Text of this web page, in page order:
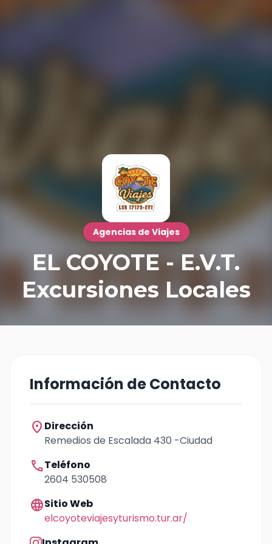
Agencias de Viajes
EL COYOTE - E.V.T.
Excursiones Locales
Información de Contacto
location_on Dirección
Remedios de Escalada 430 -Ciudad
callTeléfono
2604 530508
languageSitio Web
elcoyoteviajesyturismo.tur.ar/